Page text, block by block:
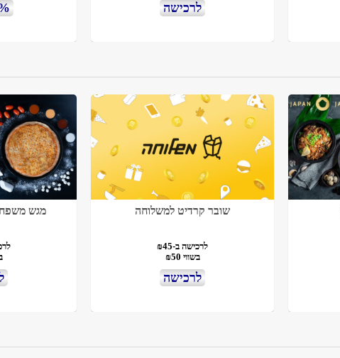
7% לרכישה
מגש שובר קרדיט למשלוחה
לרכישה ב-₪45
בשווי ₪50
לרכישה